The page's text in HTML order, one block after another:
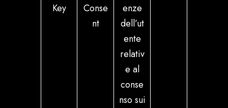
Key
Conse
nt
enze
dell’ut
ente
relativ
e al
conse
nso sui